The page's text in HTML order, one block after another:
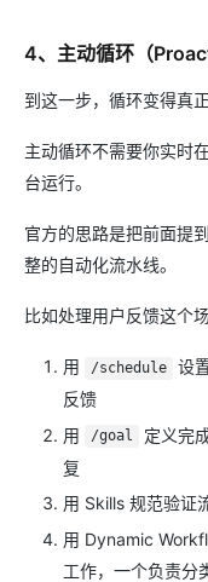
4、主动循环（
到这一步，循环变得真
主动循环不需要你实时
台运行。
官方的思路是把前面提
整的自动化流水线。
比如处理用户反馈这个场
用 /schedule
设
反馈
用
/goal
定义完
复
用 Skills 规范验证
用 Dynamic
工作，一个负责分